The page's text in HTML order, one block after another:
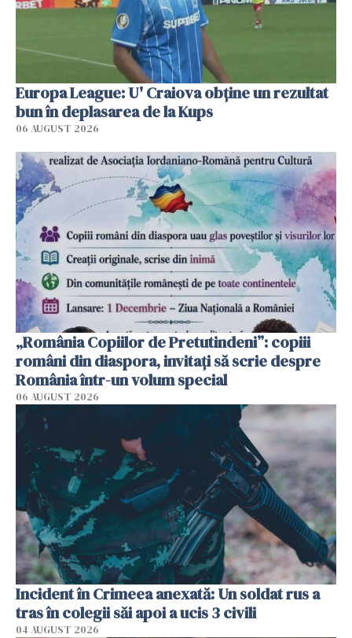
Europa League: U' Craiova obține un rezultat
bun în deplasarea de la Kups
06 AUGUST 2026
„România Copiilor de Pretutindeni”: copiii
români din diaspora, invitați să scrie despre
România într-un volum special
06 AUGUST 2026
Incident în Crimeea anexată: Un soldat rus a
tras în colegii săi apoi a ucis 3 civili
04 AUGUST 2026